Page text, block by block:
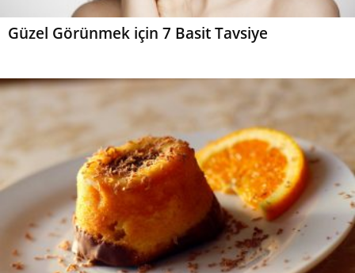
Güzel Görünmek için 7 Basit Tavsiye